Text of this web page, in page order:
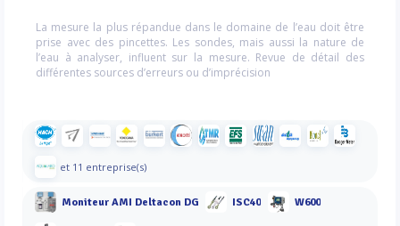
La mesure la plus répandue dans le domaine de l’eau doit être
prise avec des pincettes. Les sondes, mais aussi la nature de
l’eau à analyser, influent sur la mesure. Revue de détail des
différentes sources d’erreurs ou d’imprécision
et 11 entreprise(s)
Moniteur AMI Deltacon DG ISC40 W600